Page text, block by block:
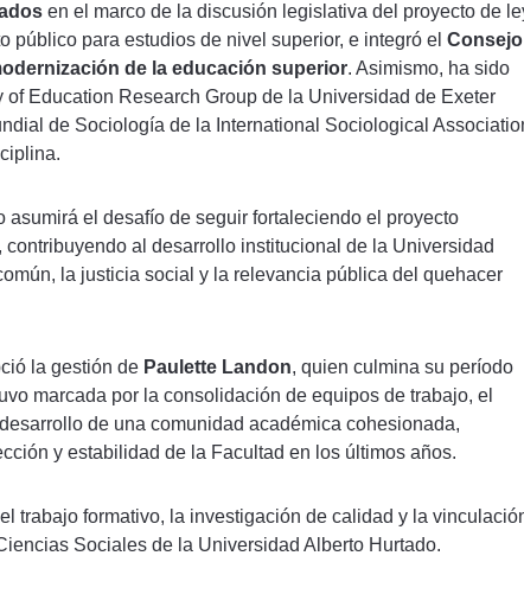
en el marco de la discusión legislativa del proyecto de
público para estudios de nivel superior, e integró el Consejo
de la educación superior. Asimismo, ha sido
Education Research Group de la Universidad de Exeter
de Sociología de la International Sociological
el desafío de seguir fortaleciendo el proyecto
al desarrollo institucional de la Universidad
la justicia social y la relevancia pública del quehacer
la gestión de Paulette Landon, quien culmina su período
marcada por la consolidación de equipos de trabajo, el
de una comunidad académica cohesionada,
y estabilidad de la Facultad en los últimos años.
trabajo formativo, la investigación de calidad y la
Sociales de la Universidad Alberto Hurtado.